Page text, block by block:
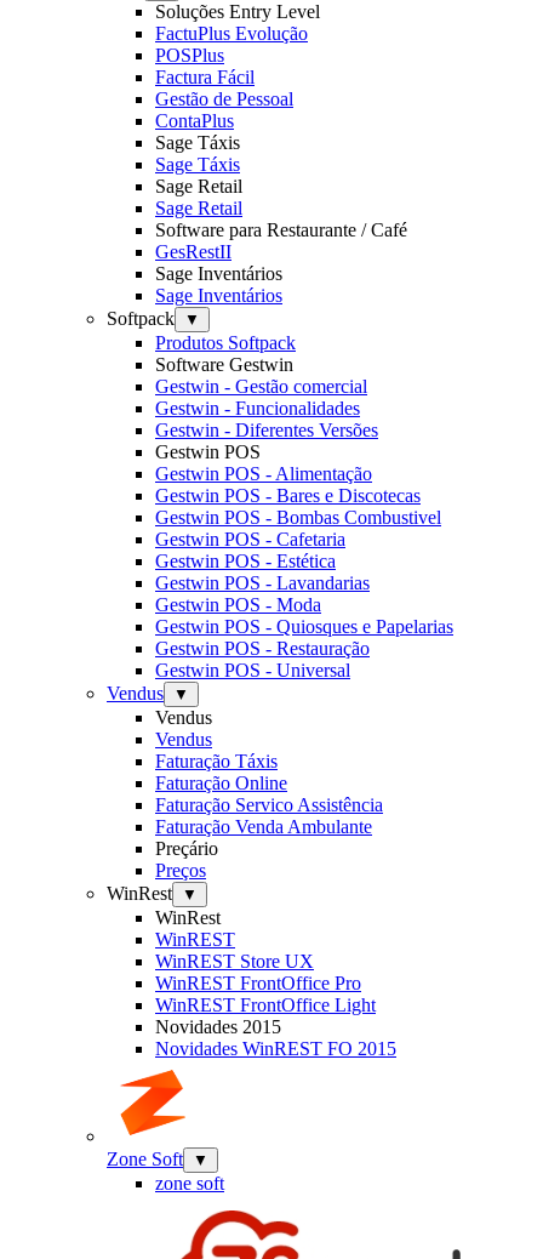
Soluções Entry Level
FactuPlus Evolução
POSPlus
Factura Fácil
Gestão de Pessoal
ContaPlus
Sage Táxis
Sage Táxis
Sage Retail
Sage Retail
Software para Restaurante / Café
GesRestII
Sage Inventários
Sage Inventários
Softpack
▼
Produtos Softpack
Software Gestwin
Gestwin - Gestão comercial
Gestwin - Funcionalidades
Gestwin - Diferentes Versões
Gestwin POS
Gestwin POS - Alimentação
Gestwin POS - Bares e Discotecas
Gestwin POS - Bombas Combustivel
Gestwin POS - Cafetaria
Gestwin POS - Estética
Gestwin POS - Lavandarias
Gestwin POS - Moda
Gestwin POS - Quiosques e Papelarias
Gestwin POS - Restauração
Gestwin POS - Universal
Vendus
▼
Vendus
Vendus
Faturação Táxis
Faturação Online
Faturação Servico Assistência
Faturação Venda Ambulante
Preçário
Preços
WinRest
▼
WinRest
WinREST
WinREST Store UX
WinREST FrontOffice Pro
WinREST FrontOffice Light
Novidades 2015
Novidades WinREST FO 2015
Zone Soft ▼
zone soft